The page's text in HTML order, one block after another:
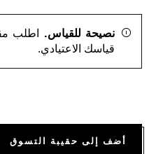
نصيحة للقياس.
قياسك الاعتيادي.
أضف إلى حقيبة التسوق